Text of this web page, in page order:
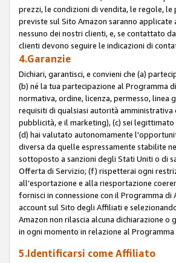
prezzi, le condizioni di vendita, le regole,
previste sul Sito Amazon saranno
nessuno dei nostri clienti, e, se contattato
clienti devono seguire le indicazioni di
4.Garanzie
Dichiari, garantisci, e convieni che (a)
(b) né la tua partecipazione al Programma
normativa, ordine, licenza, permesso,
requisiti di qualsiasi autorità
pubblicità, e il marketing), (c) sei
(d) hai valutato autonomamente
diversa da quelle espressamente stabilite
sottoposto a sanzioni degli Stati Uniti o di
Offerta di Servizio; (f) rispetterai ogni
all’esportazione e alla riesportazione
fornisci in connessione con il Programma
account sul Sito degli Affiliati e
Amazon non rilascia alcuna dichiarazione
in ogni momento in relazione al
5.Identificarsi come Affiliato